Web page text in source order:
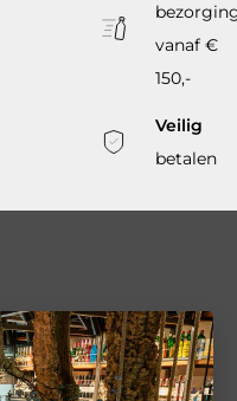
vanaf €
150,-
Veilig
betalen